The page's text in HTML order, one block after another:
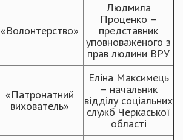
«Волонтерство»
Людмила
Проценко –
представник
уповноваженого з
прав людини ВРУ
«Патронатний
вихователь»
Еліна Максимець
– начальник
відділу соціальних
служб Черкаської
області